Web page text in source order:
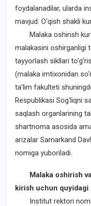
foydalanadilar, ularda
mavjud. O‘qish shakli
Malaka oshirish
malakasini oshirganligi
tayyorlash sikllari
(malaka imtixonidan
ta’lim fakulteti
Respublikasi Sog‘liqni
saqlash organlarining
shartnoma asosida
arizalar Samarkand
nomiga yuboriladi.
Malaka oshirish va
kirish uchun
Institut rektori